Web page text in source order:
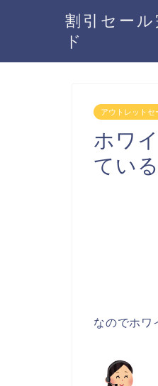
割引セール
ド
アウトレットセ
ホワ
てい
なのでホワ